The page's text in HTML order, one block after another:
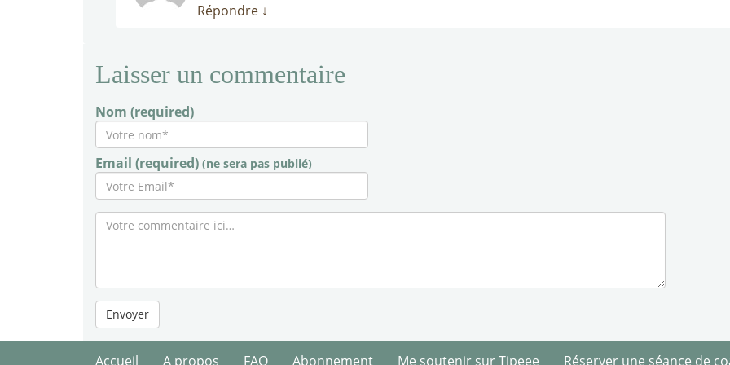
Répondre ↓
Laisser un commentaire
Nom (required)
Email (required) (ne sera pas publié)
Envoyer
Accueil A propos FAQ Abonnement Me soutenir sur Tipeee Réserver une séance de